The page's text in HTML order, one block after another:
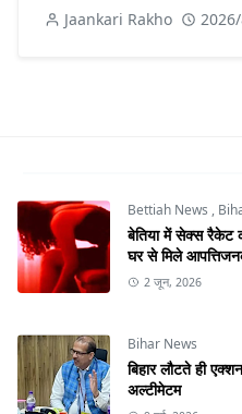
Jaankari Rakho
Bettiah News ,
बेतिया में सेक्स रैकेट
घर से मिले
2 जून, 2026
Bihar News
बिहार लौटते ही
अल्टीमेटम